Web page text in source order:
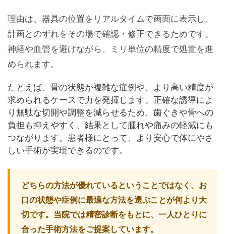
理由は、器具の位置をリアルタイムで画面に表示し、
計画とのずれをその場で確認・修正できるためです。
神経や血管を避けながら、ミリ単位の精度で処置を進
められます。
たとえば、骨の状態が複雑な症例や、より高い精度が
求められるケースで力を発揮します。正確な誘導によ
り無駄な切開や調整を減らせるため、歯ぐきや骨への
負担も抑えやすく、結果として腫れや痛みの軽減にも
つながります。患者様にとって、より安心で体にやさ
しい手術が実現できるのです。
どちらの方法が優れているということではなく、お
口の状態や症例に最適な方法を選ぶことが何より大
切です。当院では精密診断をもとに、一人ひとりに
合った手術方法をご提案しています。